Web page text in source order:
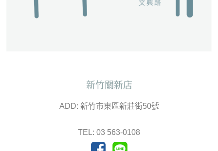
新竹關新店
ADD: 新竹市東區新莊街50號
TEL: 03 563-0108